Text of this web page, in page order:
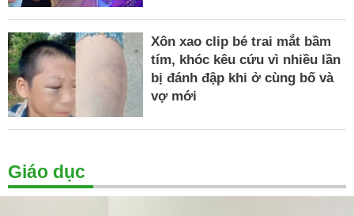
Xôn xao clip bé trai mắt bầm
tím, khóc kêu cứu vì nhiều lần
bị đánh đập khi ở cùng bố và
vợ mới
Giáo dục